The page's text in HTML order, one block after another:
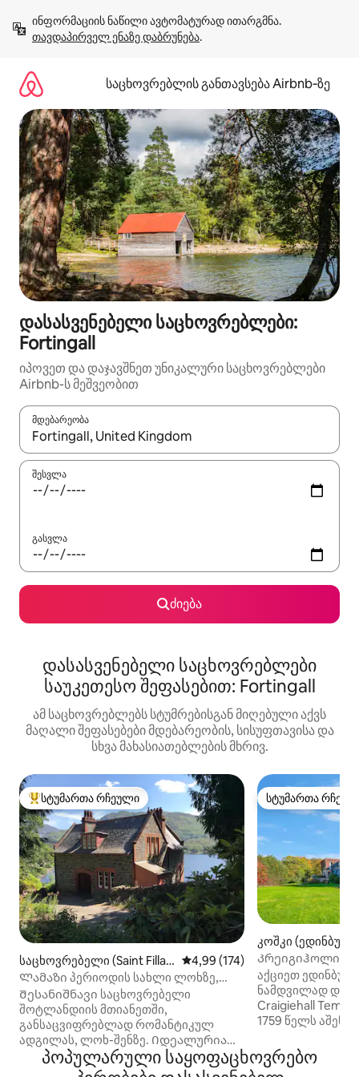
გადასვლა
თავდაპირველ ენაზე დაბრუნება.
საცხოვრებლის განთავსება Airbnb‑ზე
დასასვენებელი საცხოვრებლები:
Fortingall
იპოვეთ და დაჯავშნეთ უნიკალური საცხოვრებლები
Airbnb-ს მეშვეობით
მდებარეობა
როცა შედეგები ხელმისაწვდომი გახდება, ნავიგაციისთვის
შესვლა
გასვლა
ძიება
დასასვენებელი საცხოვრებლები
საუკეთესო შეფასებით: Fortingall
ამ საცხოვრებლებს სტუმრებისგან მიღებული აქვს
მაღალი შეფასებები მდებარეობის, სისუფთავისა და
სხვა მახასიათებლების მხრივ.
სტუმართა რჩეული მოწინავე ვარიანტი
სტუმართა რჩეული
საცხოვრებელი (Saint Fillan
s)
საშუალო შეფასებაა 5‑დან
4,99 (174)
Ლამაზი პერიოდის სახლი ლოხზე,
შესანიშნავი ხედები
Შესანიშნავი საცხოვრებელი
შოტლანდიის მთიანეთში,
განსაცვიფრებლად რომანტიკულ
ადგილას, ლოხ-შენზე. Იდეალურია
ხანგრძლივი დასვენებისთვის ან
მცირე შესვენებისთვის ოჯახთან ან
სტუმართა
სტუმართა
კოშკი
Კრეიგიჰოლის
ობიექტი
აქციეთ
ნამდვილად
Craigiehall
1759 წელს
კრეიგიჰოლის
ნაწილში. ის
პოპულარული საყოფაცხოვრებო